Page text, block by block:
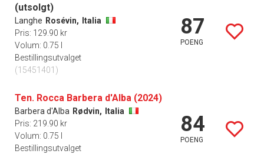
(utsolgt)
Langhe Rosévin,
Italia
Pris: 129.90 kr
Volum: 0.75 l
Bestillingsutvalget
(15451401)
87
POENG
Ten. Rocca Barbera d'Alba (2024)
Barbera d'Alba Rødvin,
Italia
Pris: 219.90 kr
Volum: 0.75 l
Bestillingsutvalget
84
POENG